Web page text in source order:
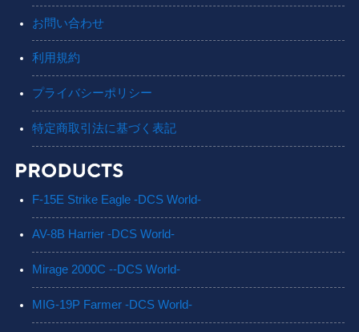
お問い合わせ
利用規約
プライバシーポリシー
特定商取引法に基づく表記
F-15E Strike Eagle -DCS World-
AV-8B Harrier -DCS World-
Mirage 2000C --DCS World-
MIG-19P Farmer -DCS World-